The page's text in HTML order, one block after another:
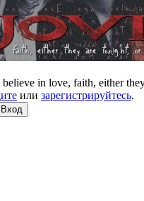
in love, faith, either
или зарегистрируйтесь.